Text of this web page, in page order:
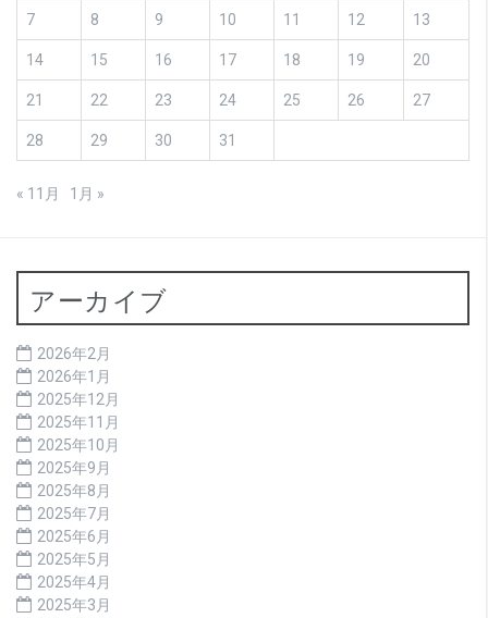
7 8 9 10 11 12 13
14 15 16 17 18 19 20
21 22 23 24 25 26 27
28 29 30 31
« 11月 1月 »
アーカイブ
2026年2月
2026年1月
2025年12月
2025年11月
2025年10月
2025年9月
2025年8月
2025年7月
2025年6月
2025年5月
2025年4月
2025年3月